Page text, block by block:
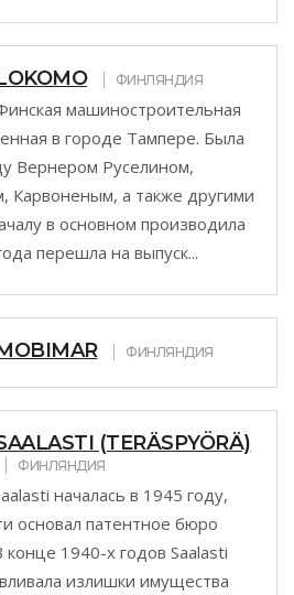
ФИНЛЯНДИЯ
машиностроительная
в городе Тампере. Была
Вернером Руселином,
Карвоненым, а также другими
в основном производила
перешла на выпуск...
ФИНЛЯНДИЯ
(TERÄSPYÖRÄ)
ФИНЛЯНДИЯ
началась в 1945 году,
основал патентное бюро
1940-х годов Saalasti
излишки имущества